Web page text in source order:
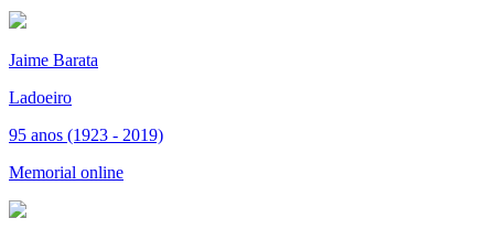
Jaime Barata
Ladoeiro
95 anos (1923 - 2019)
Memorial online